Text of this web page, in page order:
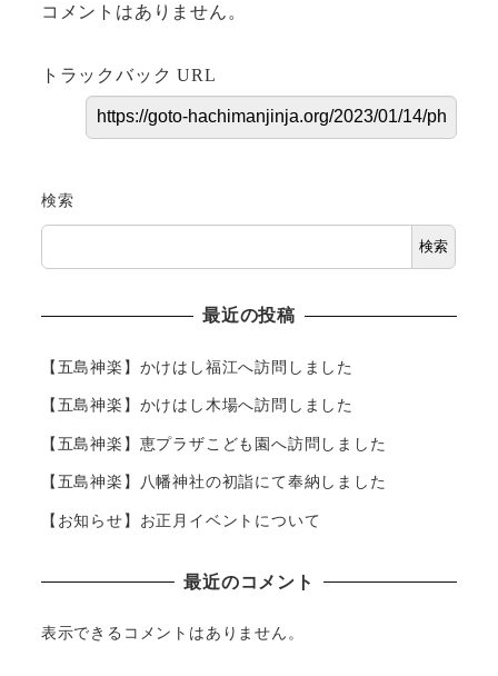
コメントはありません。
トラックバック URL
検索
検索
最近の投稿
【五島神楽】かけはし福江へ訪問しました
【五島神楽】かけはし木場へ訪問しました
【五島神楽】恵プラザこども園へ訪問しました
【五島神楽】八幡神社の初詣にて奉納しました
【お知らせ】お正月イベントについて
最近のコメント
表示できるコメントはありません。